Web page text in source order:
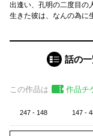
出逢い、孔明の二度目の
生きた彼は、なんの為に
話の
この作品は 作品チ
247 - 148 147 -